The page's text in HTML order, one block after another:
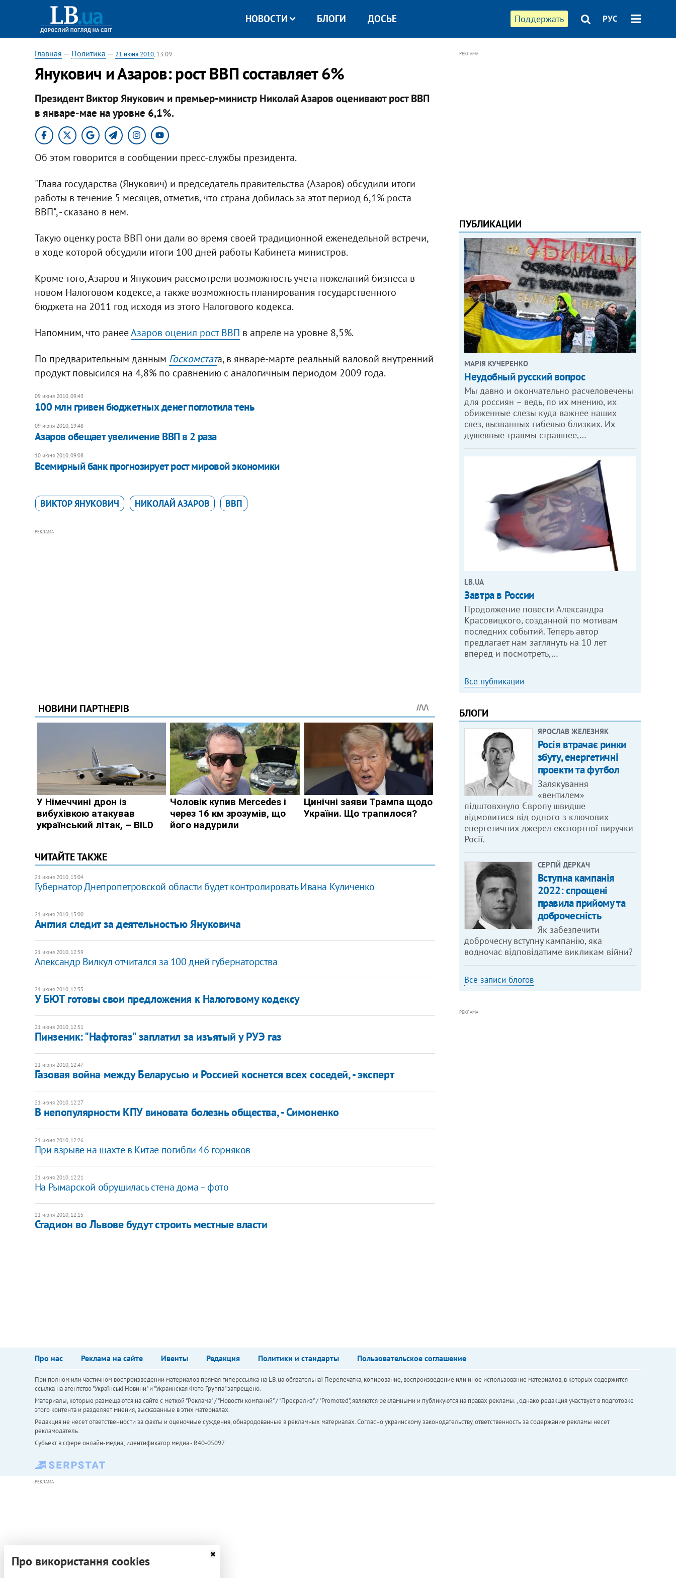
Поддержать РУС
НОВОСТИ БЛОГИ ДОСЬЕ
Главная — Политика — 21 июня 2010, 13:09
Янукович и Азаров: рост ВВП составляет 6%
Президент Виктор Янукович и премьер-министр Николай Азаров оценивают рост ВВП
в январе-мае на уровне 6,1%.
Об этом говорится в сообщении пресс-службы президента.
"Глава государства (Янукович) и председатель правительства (Азаров) обсудили итоги
работы в течение 5 месяцев, отметив, что страна добилась за этот период 6,1% роста
ВВП", - сказано в нем.
Такую оценку роста ВВП они дали во время своей традиционной еженедельной встречи,
в ходе которой обсудили итоги 100 дней работы Кабинета министров.
Кроме того, Азаров и Янукович рассмотрели возможность учета пожеланий бизнеса в
новом Налоговом кодексе, а также возможность планирования государственного
бюджета на 2011 год исходя из этого Налогового кодекса.
Напомним, что ранееАзаров оценил рост ВВП в апреле на уровне 8,5%.
По предварительным данным Госкомстата, в январе-марте реальный валовой внутренний
продукт повысился на 4,8% по сравнению с аналогичным периодом 2009 года.
09 июня 2010, 09:43
100 млн гривен бюджетных денег поглотила тень
09 июня 2010, 19:48
Азаров обещает увеличение ВВП в 2 раза
10 июня 2010, 09:08
Всемирный банк прогнозирует рост мировой экономики
ВИКТОР ЯНУКОВИЧ НИКОЛАЙ АЗАРОВ ВВП
РЕКЛАМА
ЧИТАЙТЕ ТАКЖЕ
21 июня 2010, 13:04
Губернатор Днепропетровской области будет контролировать Ивана Куличенко
21 июня 2010, 13:00
Англия следит за деятельностью Януковича
21 июня 2010, 12:59
Александр Вилкул отчитался за 100 дней губернаторства
21 июня 2010, 12:55
У БЮТ готовы свои предложения к Налоговому кодексу
21 июня 2010, 12:51
Пинзеник: "Нафтогаз" заплатил за изъятый у РУЭ газ
21 июня 2010, 12:47
Газовая война между Беларусью и Россией коснется всех соседей, - эксперт
21 июня 2010, 12:27
В непопулярности КПУ виновата болезнь общества, - Симоненко
21 июня 2010, 12:26
При взрыве на шахте в Китае погибли 46 горняков
21 июня 2010, 12:21
На Рымарской обрушилась стена дома – фото
21 июня 2010, 12:15
Стадион во Львове будут строить местные власти
РЕКЛАМА
ПУБЛИКАЦИИ
МАРІЯ КУЧЕРЕНКО
​Неудобный русский вопрос
Мы давно и окончательно расчеловечены
для россиян – ведь, по их мнению, их
обиженные слезы куда важнее наших
слез, вызванных гибелью близких. Их
душевные травмы страшнее,…
LB.UA
Завтра в России
Продолжение повести Александра
Красовицкого, созданной по мотивам
последних событий. Теперь автор
предлагает нам заглянуть на 10 лет
вперед и посмотреть,…
Все публикации
БЛОГИ
ЯРОСЛАВ ЖЕЛЕЗНЯК
Росія втрачає ринки
збуту, енергетичні
проекти та футбол
Залякування
«вентилем»
підштовхнуло Європу швидше
відмовитися від одного з ключових
енергетичних джерел експортної виручки
Росії.
СЕРГІЙ ДЕРКАЧ
Вступна кампанія
2022: спрощені
правила прийому та
доброчесність
Як забезпечити
доброчесну вступну кампанію, яка
водночас відповідатиме викликам війни?
Все записи блогов
РЕКЛАМА
Про нас Реклама на сайте Ивенты Редакция Политики и стандарты Пользовательское соглашение
При полном или частичном воспроизведении материалов прямая гиперссылка на LB.ua обязательна! Перепечатка, копирование, воспроизведение или иное использование материалов, в которых содержится
ссылка на агентство "Українськi Новини" и "Украинская Фото Группа" запрещено.
Материалы, которые размещаются на сайте с меткой "Реклама" / "Новости компаний" / "Пресрелиз" / "Promoted", являются рекламными и публикуются на правах рекламы. , однако редакция участвует в подготовке
этого контента и разделяет мнения, высказанные в этих материалах.
Редакция не несет ответственности за факты и оценочные суждения, обнародованные в рекламных материалах. Согласно украинскому законодательству, ответственность за содержание рекламы несет
рекламодатель.
Субъект в сфере онлайн-медиа; идентификатор медиа - R40-05097
РЕКЛАМА
Про використання cookies